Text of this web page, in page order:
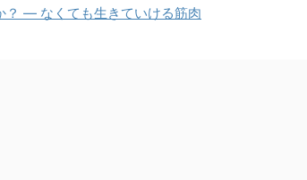
？ ― なくても生きていける筋肉